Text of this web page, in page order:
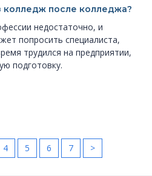
колледж после колледжа?
недостаточно, и
попросить специалиста,
трудился на предприятии,
подготовку.
4 5 6 7 >